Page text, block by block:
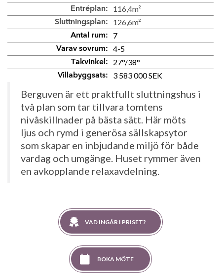
Entréplan: 116,4m²
Sluttningsplan: 126,6m²
Antal rum: 7
Varav sovrum: 4-5
Takvinkel: 27°/38°
Villabyggsats: 3 583 000 SEK
Berguven är ett praktfullt sluttningshus i
två plan som tar tillvara tomtens
nivåskillnader på bästa sätt. Här möts
ljus och rymd i generösa sällskapsytor
som skapar en inbjudande miljö för både
vardag och umgänge. Huset rymmer även
en avkopplande relaxavdelning.
VAD INGÅR I PRISET?
BOKA MÖTE